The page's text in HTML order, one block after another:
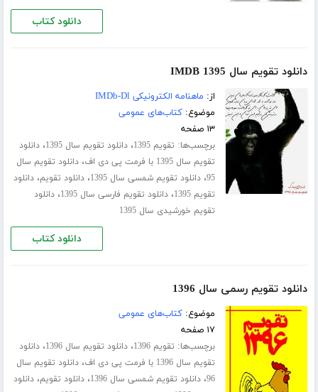
دانلود کتاب
دانلود تقویم سال 1395 IMDB
از: ماهنامه الکترونیکی IMDb-Dl
موضوع:کتاب‌های عمومی
۱۳ صفحه
برچسب‌ها: تقویم 1395 ،دانلود تقویم سال 1395 ،دانلود
تقویم سال 1395 با فرمت پی دی اف
،دانلود تقویم سال
95،دانلود تقویم شمسی سال 1395 ،دانلود تقویم،دانلود
تقویم 1395
،دانلود تقویم فارسی سال 1395 ،دانلود
تقویم خورشیدی سال 1395
دانلود کتاب
دانلود تقویم رسمی سال 1396
موضوع:کتاب‌های عمومی
۱۷ صفحه
برچسب‌ها: تقویم 1396 ،دانلود تقویم سال 1396 ،دانلود
تقویم سال 1396 با فرمت پی دی اف
،دانلود تقویم سال
96،دانلود تقویم شمسی سال 1396 ،دانلود تقویم،دانلود